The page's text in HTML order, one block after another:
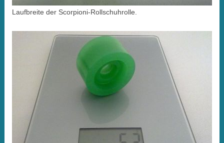
Laufbreite der Scorpioni-Rollschuhrolle.